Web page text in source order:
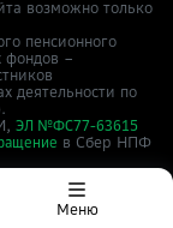
Меню
возможно только
пенсионного
фондов –
деятельности по
ЭЛ №ФС77-63615
в Cбер НПФ